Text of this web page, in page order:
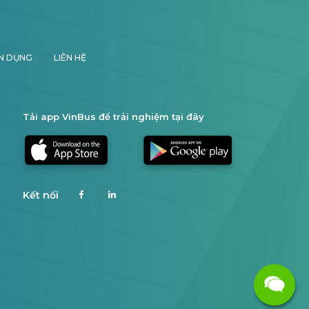
DỤNG LIÊN HỆ
Tải app VinBus để trải nghiệm tại đây
Kết nối